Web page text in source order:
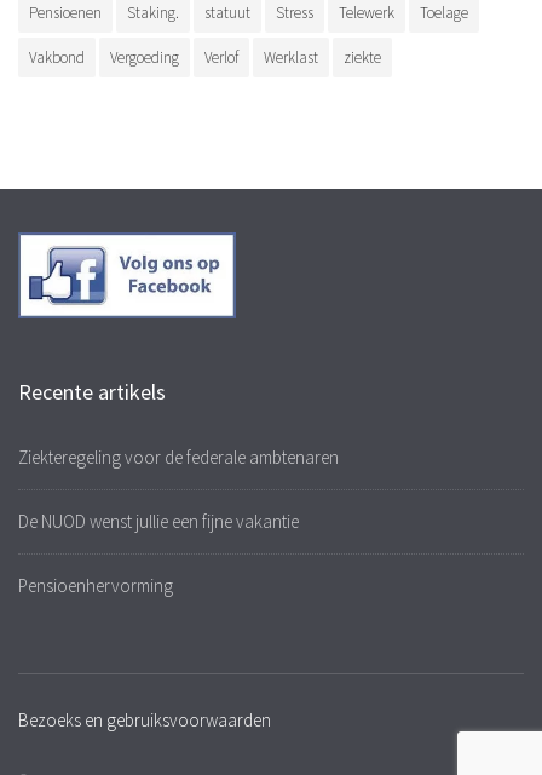
Pensioenen Staking. statuut Stress Telewerk Toelage
Vakbond Vergoeding Verlof Werklast ziekte
Recente artikels
Ziekteregeling voor de federale ambtenaren
De NUOD wenst jullie een fijne vakantie
Pensioenhervorming
Bezoeks en gebruiksvoorwaarden